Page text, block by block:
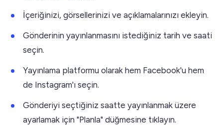
İçeriğinizi, görsellerinizi ve açıklamalarınızı ekleyin.
Gönderinin yayınlanmasını istediğiniz tarih ve saati
seçin.
Yayınlama platformu olarak hem Facebook'u hem
de Instagram'ı seçin.
Gönderiyi seçtiğiniz saatte yayınlanmak üzere
ayarlamak için "Planla" düğmesine tıklayın.